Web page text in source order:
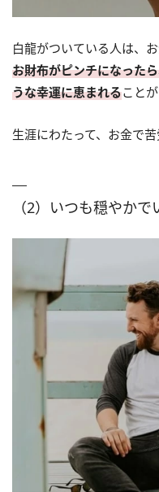
白龍がついている人は、
お財布がピンチになった
うな幸運に恵まれること
生涯にわたって、お金で
（2）いつも穏やかで